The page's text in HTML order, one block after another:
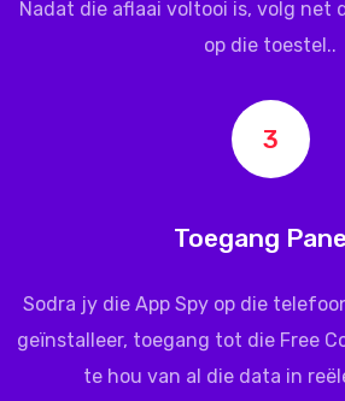
Nadat die aflaai voltooi is, volg net
op die toestel..
3
Toegang
Sodra jy die App Spy op die
geïnstalleer, toegang tot die Free
te hou van al die data in